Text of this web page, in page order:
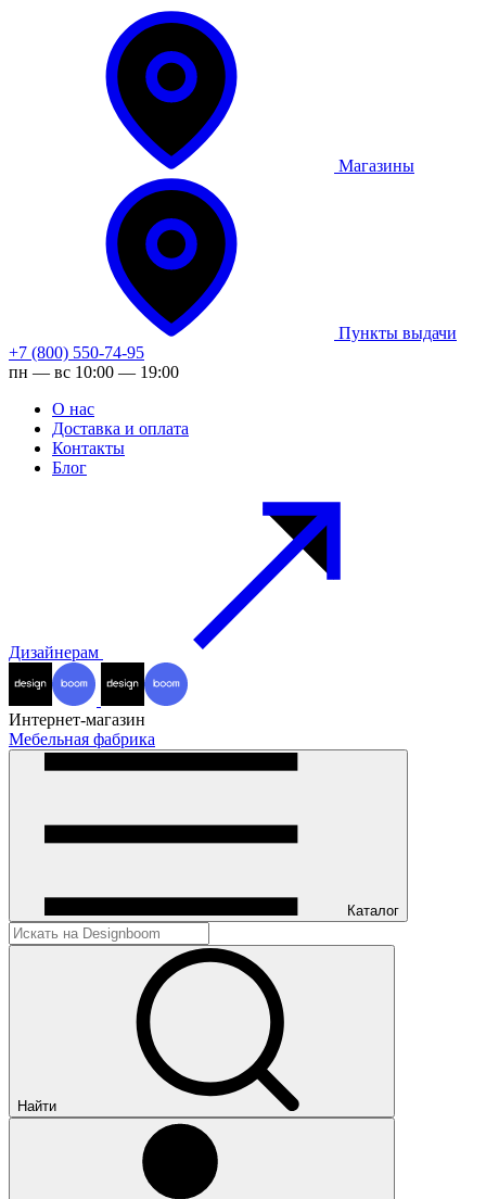
Магазины
Пункты выдачи
+7 (800) 550-74-95
пн — вс 10:00 — 19:00
О нас
Доставка и оплата
Контакты
Блог
Дизайнерам
Интернет-магазин
Мебельная фабрика
Каталог
Найти